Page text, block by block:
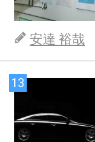
安達 裕哉
13